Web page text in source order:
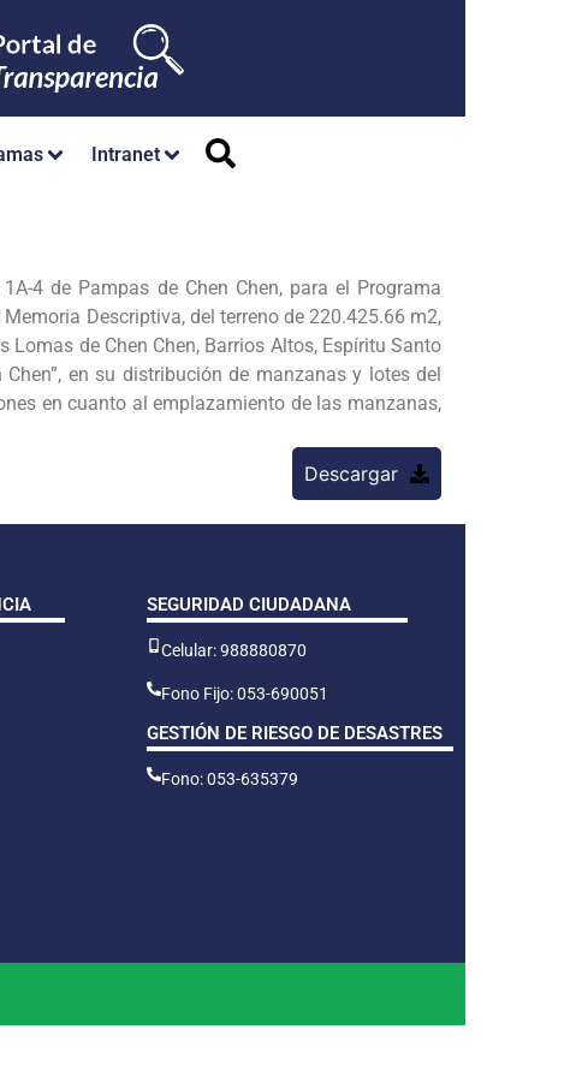
Intranet
4 de Pampas de Chen Chen, para el Programa
Descriptiva, del terreno de 220.425.66 m2,
de Chen Chen, Barrios Altos, Espíritu Santo
en su distribución de manzanas y lotes del
en cuanto al emplazamiento de las manzanas,
Descargar
SEGURIDAD CIUDADANA
Celular: 988880870
Fono Fijo: 053-690051
GESTIÓN DE RIESGO DE DESASTRES
Fono: 053-635379